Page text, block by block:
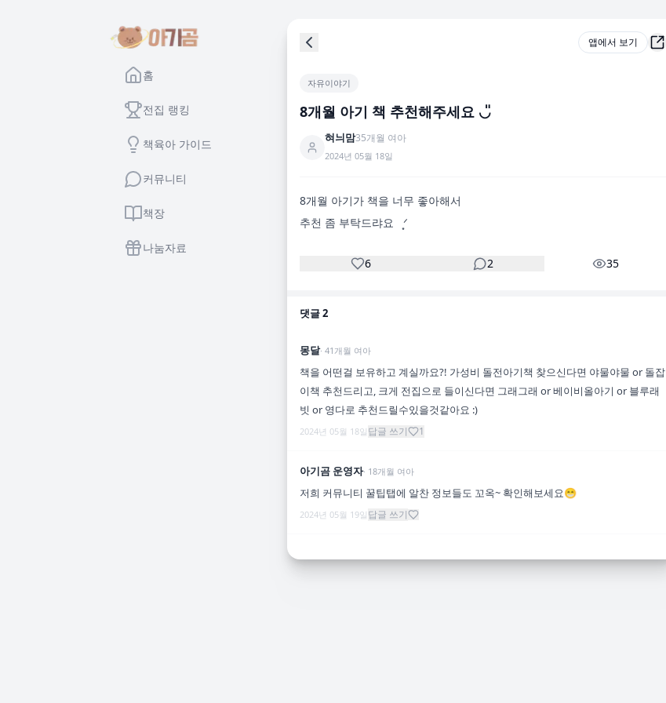
홈
전집 랭킹
책육아 가이드
커뮤니티
책장
나눔자료
앱에서 보기
자유이야기
8개월 아기 책 추천해주세요 ◡̎
혀늬맘35개월 여아
2024년 05월 18일
8개월 아기가 책을 너무 좋아해서
추천 좀 부탁드랴요   ͙ᐟ
6 2 35
댓글2
몽달· 41 개월 여아
책을 어떤걸 보유하고 계실까요?! 가성비 돌전아기책 찾으신다면 야물야물 or 돌잡
이책 추천드리고, 크게 전집으로 들이신다면 그래그래 or 베이비올아기 or 블루래
빗 or 영다로 추천드릴수있을것같아요 :)
2024년 05월 18일 답글 쓰기 1
아기곰 운영자· 18개월 여아
저희 커뮤니티 꿀팁탭에 알찬 정보들도 꼬옥~ 확인해보세요😁
2024년 05월 19일 답글 쓰기